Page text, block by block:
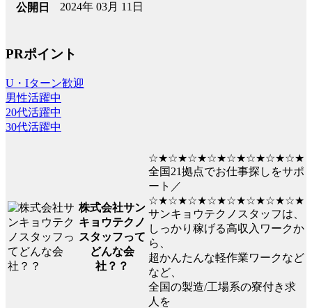
公開日 2024年 03月 11日
PRポイント
U・Iターン歓迎
男性活躍中
20代活躍中
30代活躍中
株式会社サン
キョウテクノ
スタッフって
どんな会
社？？
☆★☆★☆★☆★☆★☆★☆★☆★
全国21拠点でお仕事探しをサポ
ート／
☆★☆★☆★☆★☆★☆★☆★☆★
サンキョウテクノスタッフは、
しっかり稼げる高収入ワークか
ら、
超かんたんな軽作業ワークなど
など、
全国の製造/工場系の寮付き求
人を